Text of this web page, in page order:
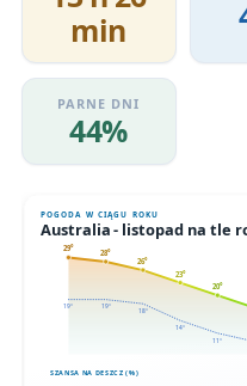
min
PARNE DNI
44%